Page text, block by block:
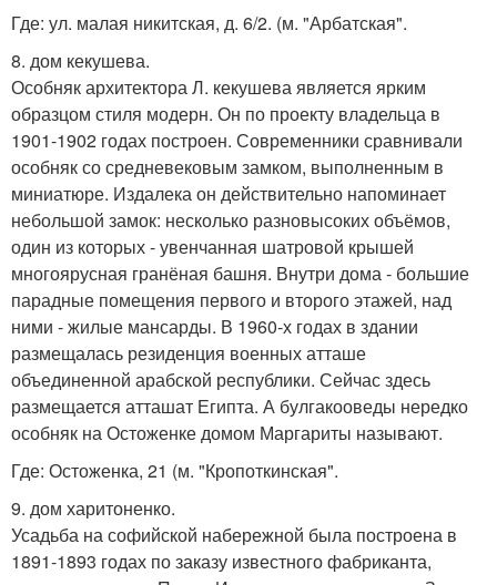
Где: ул. малая никитская, д. 6/2. (м. "Арбатская".
8. дом кекушева.
Особняк архитектора Л. кекушева является ярким
образцом стиля модерн. Он по проекту владельца в
1901-1902 годах построен. Современники сравнивали
особняк со средневековым замком, выполненным в
миниатюре. Издалека он действительно напоминает
небольшой замок: несколько разновысоких объёмов,
один из которых - увенчанная шатровой крышей
многоярусная гранёная башня. Внутри дома - большие
парадные помещения первого и второго этажей, над
ними - жилые мансарды. В 1960-х годах в здании
размещалась резиденция военных атташе
объединенной арабской республики. Сейчас здесь
размещается атташат Египта. А булгакооведы нередко
особняк на Остоженке домом Маргариты называют.
Где: Остоженка, 21 (м. "Кропоткинская".
9. дом харитоненко.
Усадьба на софийской набережной была построена в
1891-1893 годах по заказу известного фабриканта,